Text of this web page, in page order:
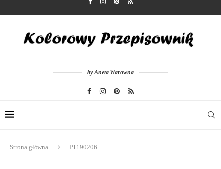
by Aneta Warowna
Strona główna P1190206..